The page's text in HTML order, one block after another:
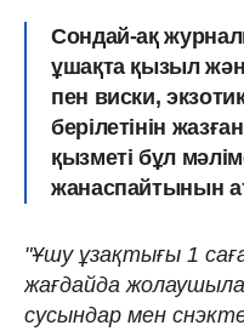
Сондай-ақ
ұшақта қызыл
пен виски,
берілетінін
қызметі бұл
жанаспайтынын
"Ұшу ұзақтығы 1
жағдайда
сусындар мен